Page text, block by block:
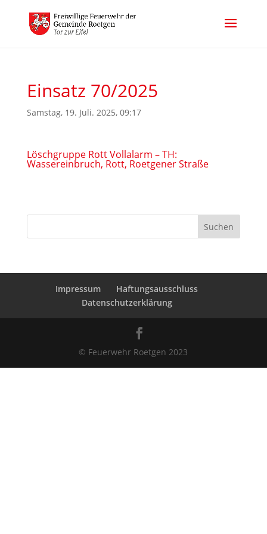
Einsatz 70/2025
Samstag, 19. Juli. 2025, 09:17
Löschgruppe Rott Vollalarm – TH:
Wassereinbruch, Rott, Roetgener Straße
Suchen
Impressum
Haftungsausschluss
Datenschutzerklärung
© Feuerwehr Roetgen 2023